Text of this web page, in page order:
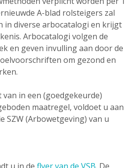
A-blad rolsteigers zal
in diverse arbocatalogi en krijgt
Arbocatalogi volgen de
en geven invulling aan door de
om gezond en
in een (goedgekeurde)
maatregel, voldoet u aan
SZW (Arbowetgeving) van u